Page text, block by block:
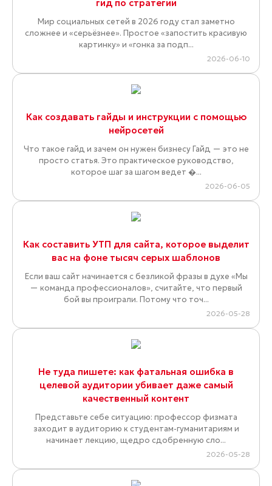
гид по стратегии
Мир социальных сетей в 2026 году стал заметно
сложнее и «серьёзнее». Простое «запостить красивую
картинку» и «гонка за подп...
2026-06-10
Как создавать гайды и инструкции с помощью
нейросетей
Что такое гайд и зачем он нужен бизнесу Гайд — это не
просто статья. Это практическое руководство,
которое шаг за шагом ведет �...
2026-06-05
Как составить УТП для сайта, которое выделит
вас на фоне тысяч серых шаблонов
Если ваш сайт начинается с безликой фразы в духе «Мы
— команда профессионалов», считайте, что первый
бой вы проиграли. Потому что точ...
2026-05-28
Не туда пишете: как фатальная ошибка в
целевой аудитории убивает даже самый
качественный контент
Представьте себе ситуацию: профессор физмата
заходит в аудиторию к студентам-гуманитариям и
начинает лекцию, щедро сдобренную сло...
2026-05-28